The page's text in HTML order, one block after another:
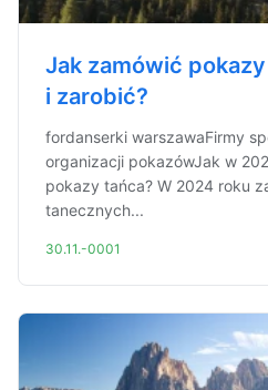
Jak zamówić
i zarobić?
fordanserki warszawaFirmy
organizacji pokazówJak w
pokazy tańca? W 2024 roku
tanecznych...
30.11.-0001